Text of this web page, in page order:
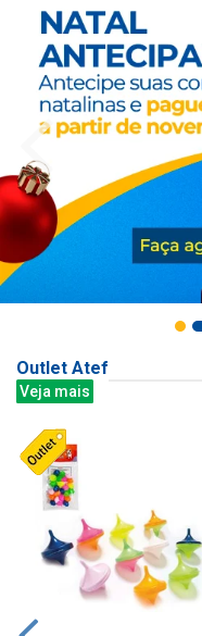
Outlet Atef
Veja mais